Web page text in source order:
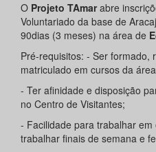
O Projeto TAmarabre
Voluntariado da base de
90dias (3 meses) na área de
Pré-requisitos: - Ser formado,
matriculado em cursos da
- Ter afinidade e disposição
no Centro de Visitantes;
- Facilidade para trabalhar
trabalhar finais de semana e